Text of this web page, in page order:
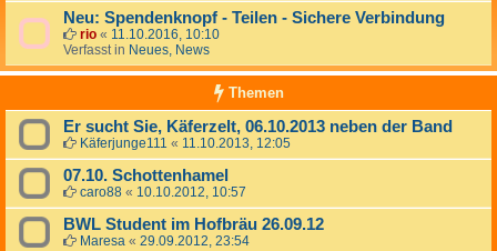
Neu: Spendenknopf - Teilen - Sichere Verbindung
rio « 11.10.2016, 10:10
Verfasst in Neues, News
Themen
Er sucht Sie, Käferzelt, 06.10.2013 neben der Band
Käferjunge111 « 11.10.2013, 12:05
07.10. Schottenhamel
caro88 « 10.10.2012, 10:57
BWL Student im Hofbräu 26.09.12
Maresa « 29.09.2012, 23:54